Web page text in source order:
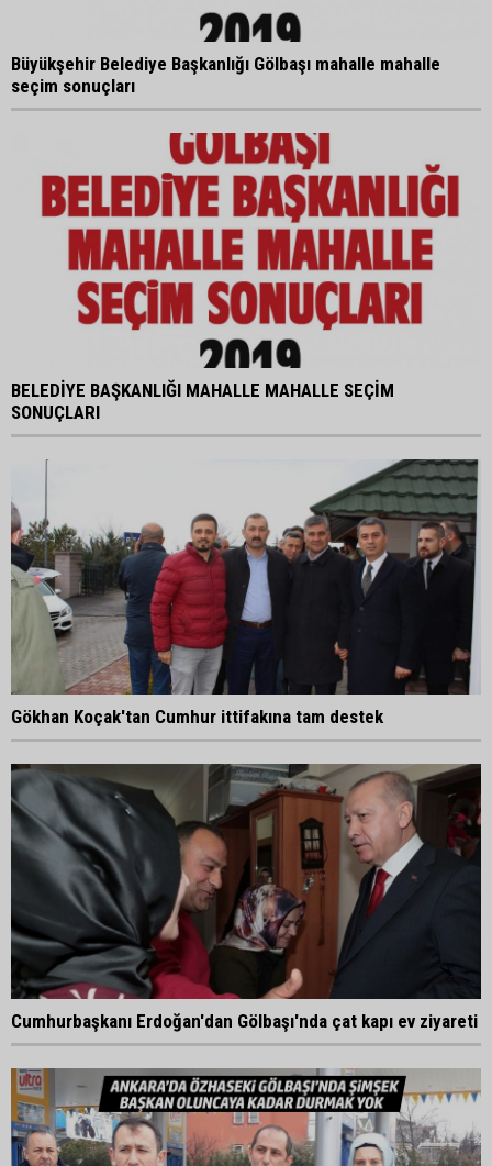
Büyükşehir Belediye Başkanlığı Gölbaşı mahalle mahalle
seçim sonuçları
BELEDİYE BAŞKANLIĞI MAHALLE MAHALLE SEÇİM
SONUÇLARI
Gökhan Koçak'tan Cumhur ittifakına tam destek
Cumhurbaşkanı Erdoğan'dan Gölbaşı'nda çat kapı ev ziyareti